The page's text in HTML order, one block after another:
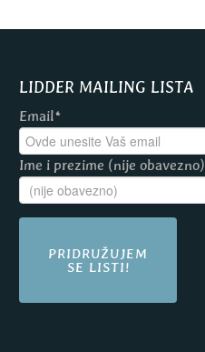
LIDDER MAILING LISTA
Email*
Ime i prezime (nije obavezno)
PRIDRUŽUJEM
SE LISTI!